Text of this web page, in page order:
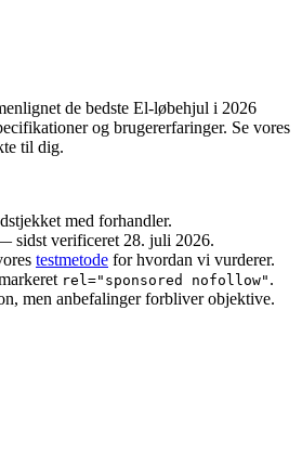
de bedste El-løbehjul i 2026
og brugererfaringer. Se vores
til dig.
med forhandler.
sidst verificeret 28. juli 2026.
testmetode for hvordan vi vurderer.
rel="sponsored nofollow" .
men anbefalinger forbliver objektive.